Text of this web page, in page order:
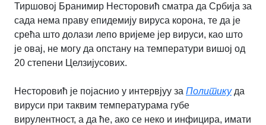
Тиршовој Бранимир Несторовић сматра да Србија за
сада нема праву епидемију вируса корона, те да је
срећа што долази лепо вријеме јер вируси, као што
је овај, не могу да опстану на температури вишој од
20 степени Целзијусових.
Несторовић је појаснио у интервјуу за Политикуда
вируси при таквим температурама губе
вирулентност, а да ће, ако се неко и инфицира, имати